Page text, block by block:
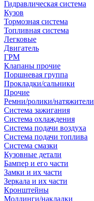
Гидравлическая система
Кузов
Тормозная система
Топливная система
Легковые
Двигатель
ГРМ
Клапаны прочие
Поршневая группа
Прокладки/сальники
Прочие
Ремни/ролики/натяжители
Система зажигания
Система охлаждения
Система подачи воздуха
Система подачи топлива
Система смазки
Кузовные детали
Бампер и его части
Замки и их части
Зеркала и их части
Кронштейны
Молдинги/накладки